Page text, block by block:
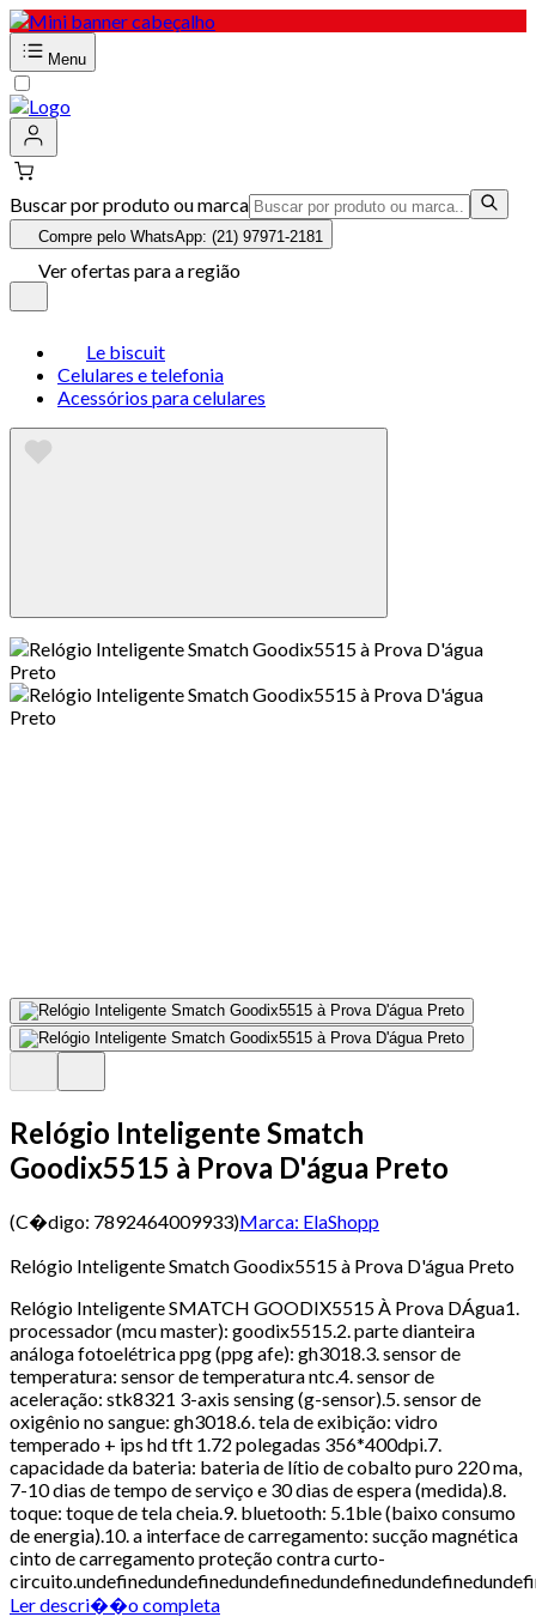
Menu
Buscar por produto ou marca
Compre pelo WhatsApp: (21) 97971-2181
Ver ofertas para a região
Le biscuit
Celulares e telefonia
Acessórios para celulares
Relógio Inteligente Smatch
Goodix5515 à Prova D'água Preto
(C�digo: 7892464009933)Marca: ElaShopp
Relógio Inteligente Smatch Goodix5515 à Prova D'água Preto
Relógio Inteligente SMATCH GOODIX5515 À Prova DÁgua1.
processador (mcu master): goodix5515.2. parte dianteira
análoga fotoelétrica ppg (ppg afe): gh3018.3. sensor de
temperatura: sensor de temperatura ntc.4. sensor de
aceleração: stk8321 3-axis sensing (g-sensor).5. sensor de
oxigênio no sangue: gh3018.6. tela de exibição: vidro
temperado + ips hd tft 1.72 polegadas 356*400dpi.7.
capacidade da bateria: bateria de lítio de cobalto puro 220 ma,
7-10 dias de tempo de serviço e 30 dias de espera (medida).8.
toque: toque de tela cheia.9. bluetooth: 5.1ble (baixo consumo
de energia).10. a interface de carregamento: sucção magnética
cinto de carregamento proteção contra curto-
Ler descri��o completa